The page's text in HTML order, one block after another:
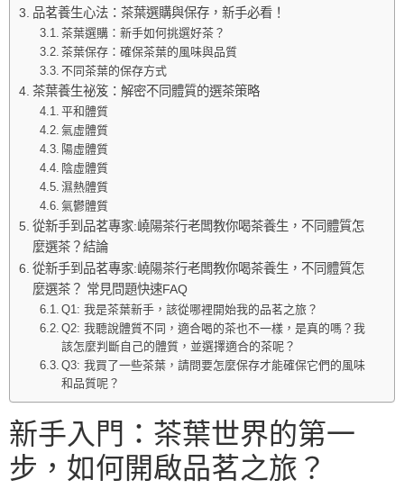
品茗養生心法：茶葉選購與保存，新手必看！
茶葉選購：新手如何挑選好茶？
茶葉保存：確保茶葉的風味與品質
不同茶葉的保存方式
茶葉養生祕笈：解密不同體質的選茶策略
平和體質
氣虛體質
陽虛體質
陰虛體質
濕熱體質
氣鬱體質
從新手到品茗專家:嶢陽茶行老闆教你喝茶養生，不同體質怎
麼選茶？結論
從新手到品茗專家:嶢陽茶行老闆教你喝茶養生，不同體質怎
麼選茶？ 常見問題快速FAQ
Q1: 我是茶葉新手，該從哪裡開始我的品茗之旅？
Q2: 我聽說體質不同，適合喝的茶也不一樣，是真的嗎？我
該怎麼判斷自己的體質，並選擇適合的茶呢？
Q3: 我買了一些茶葉，請問要怎麼保存才能確保它們的風味
和品質呢？
新手入門：茶葉世界的第一
步，如何開啟品茗之旅？